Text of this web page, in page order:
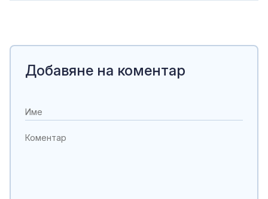
Добавяне на коментар